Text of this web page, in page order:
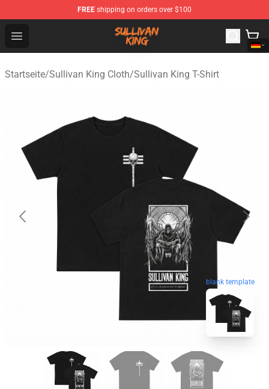
FREE shipping on orders over $100
Open menu
Sullivan King Shop - Official Sullivan King Merchandise
Startseite/Sullivan King Cloth/Sullivan King T-Shirt
blank template